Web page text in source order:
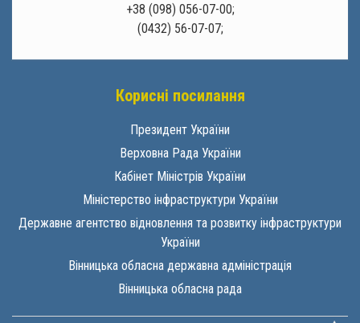
+38 (098) 056-07-00;
(0432) 56-07-07;
Корисні посилання
Президент України
Верховна Рада України
Кабінет Міністрів України
Міністерство інфраструктури України
Державне агентство відновлення та розвитку інфраструктури
України
Вінницька обласна державна адміністрація
Вінницька обласна рада